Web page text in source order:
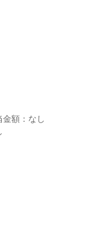
額：なし